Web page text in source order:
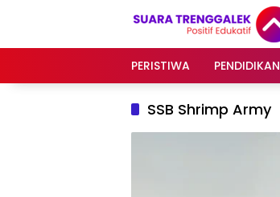
PERISTIWA
PENDIDIKAN
SSB Shrimp Army